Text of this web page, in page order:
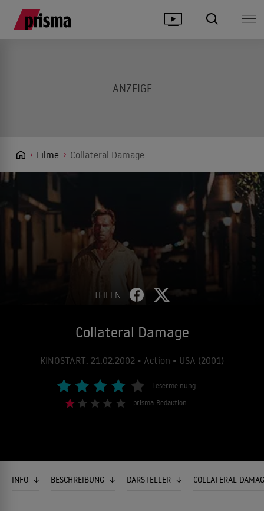
Filme Collateral Damage
TEILEN
Collateral Damage
KINOSTART: 21.02.2002 • Action • USA (2001)
Lesermeinung
prisma-Redaktion
INFO BESCHREIBUNG DARSTELLER COLLATERAL